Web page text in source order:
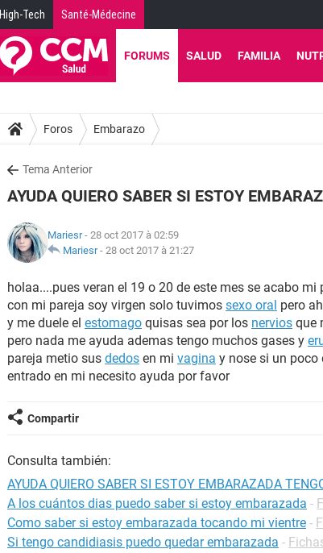
High-Tech Santé-Médecine
FORUMS SALUD FAMILIA
Foros Embarazo
Tema Anterior
AYUDA QUIERO SABER SI ESTOY
Mariesr- 28 oct 2017 à 02:59
Mariesr- 28 oct 2017 à 21:27
holaa....pues veran el 19 o 20 de este mes se acabo
con mi pareja soy virgen solo tuvimos sexo oral pero
y me duele el estomago quisas sea por los nervios que
pero nada me ayuda ademas tengo muchos gases y
pareja metio sus dedos en mi vagina y nose si un
entrado en mi necesito ayuda por favor
Compartir
Consulta también:
AYUDA QUIERO SABER SI ESTOY EMBARAZADA
A los cuántos dias puedo saber si estoy embarazada -
Como saber si estoy embarazada tocando mi vientre -
Si tengo candidiasis puedo quedar embarazada -